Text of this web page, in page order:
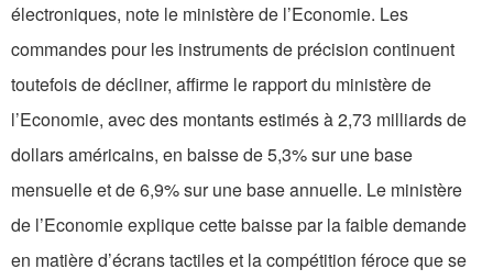
électroniques, note le ministère de l’Economie. Les
commandes pour les instruments de précision continuent
toutefois de décliner, affirme le rapport du ministère de
l’Economie, avec des montants estimés à 2,73 milliards de
dollars américains, en baisse de 5,3% sur une base
mensuelle et de 6,9% sur une base annuelle. Le ministère
de l’Economie explique cette baisse par la faible demande
en matière d’écrans tactiles et la compétition féroce que se